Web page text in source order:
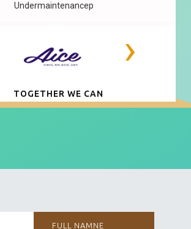
Undermaintenancep
TOGETHER WE CAN
›